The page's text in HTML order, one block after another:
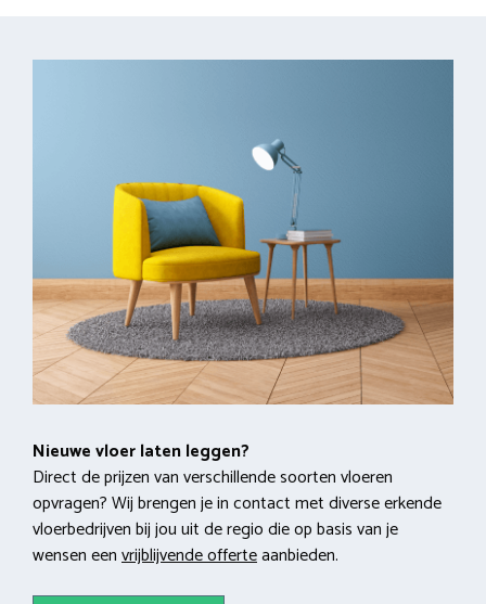
Nieuwe vloer laten leggen?
Direct de prijzen van verschillende soorten vloeren
opvragen? Wij brengen je in contact met diverse erkende
vloerbedrijven bij jou uit de regio die op basis van je
wensen eenvrijblijvende offerteaanbieden.